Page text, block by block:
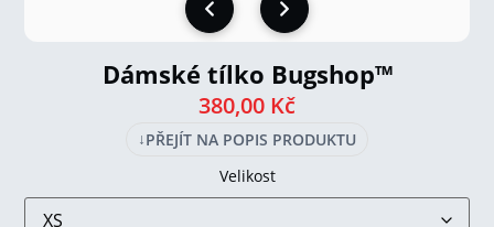
Dámské tílko Bugshop™
380,00 Kč
↓PŘEJÍT NA POPIS PRODUKTU
Velikost